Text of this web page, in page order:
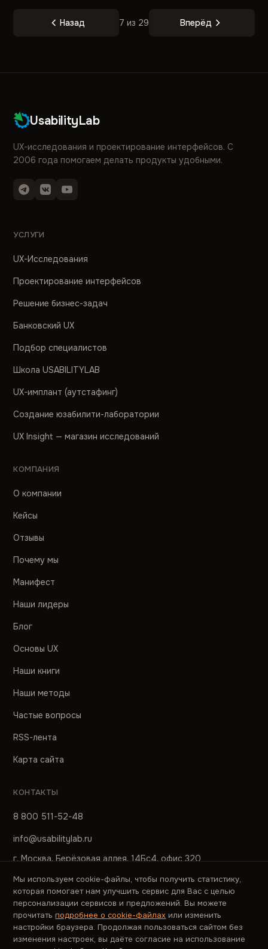
Назад 7 из 29 Вперёд
UsabilityLab
UX-исследования и проектирование интерфейсов. С
2006 года помогаем делать продукты удобными.
УСЛУГИ
UX-Исследования
Проектирование интерфейсов
Решение бизнес-задач
Банковский UX
Подбор специалистов
Школа USABILITYLAB
UX-имплант (аутстафинг)
Создание юзабилити-лаборатории
UX Insight — магазин исследований
КОМПАНИЯ
О компании
Кейсы
Отзывы
Почему мы
Манифест
Наши лидеры
Блог
Основы UX
Наши книги
Наши методы
Частые вопросы
RSS-лента
Карта сайта
КОНТАКТЫ
8 800 511-52-48
info@usabilitylab.ru
г. Москва, Берёзовая аллея, 14Бс4, офис 320
ПРЕСС-СЛУЖБА
pr@usabilitylab.ru
Мы используем cookie-файлы, чтобы получить статистику,
которая помогает нам улучшить сервис для Вас с целью
персонализации сервисов и предложений. Вы можете
прочитатьподробнее о cookie-файлах или изменить
настройки браузера. Продолжая пользоваться сайтом без
изменения настроек, вы даёте согласие на использование